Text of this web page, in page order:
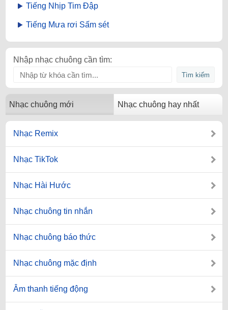
Tiếng Nhịp Tim Đập
Tiếng Mưa rơi Sấm sét
Nhập nhạc chuông cần tìm:
Nhạc chuông mới Nhạc chuông hay nhất
Nhạc Remix
Nhạc TikTok
Nhạc Hài Hước
Nhạc chuông tin nhắn
Nhạc chuông báo thức
Nhạc chuông mặc định
Âm thanh tiếng động